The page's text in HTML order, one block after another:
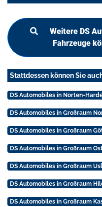
Weitere DS
Fahrzeuge
Stattdessen können Sie
DS Automobiles in Nörten-
DS Automobiles in Großraum
DS Automobiles in Großraum
DS Automobiles in Großraum
DS Automobiles in Großraum
DS Automobiles in Großraum
DS Automobiles in Großraum